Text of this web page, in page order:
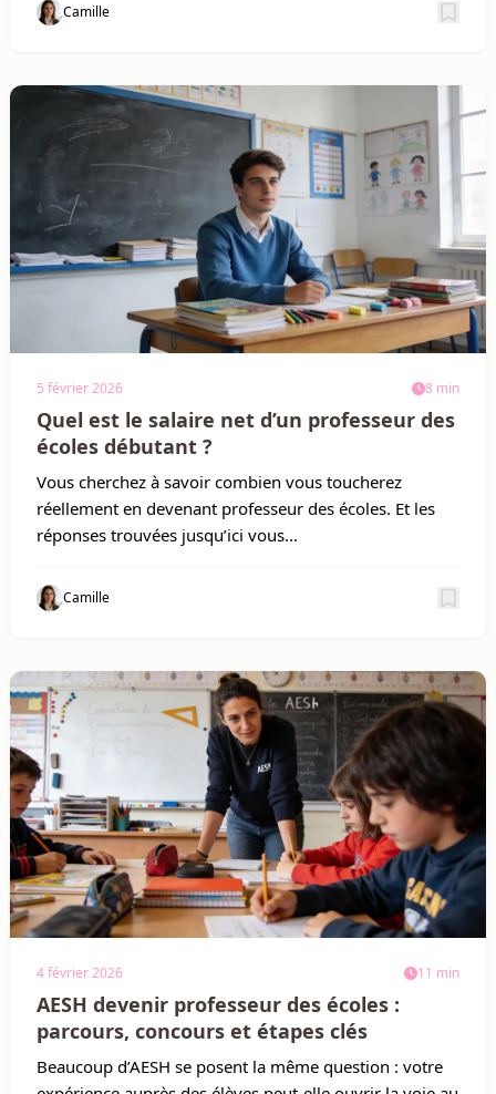
Camille
5 février 2026 8 min
Quel est le salaire net d’un professeur des
écoles débutant ?
Vous cherchez à savoir combien vous toucherez
réellement en devenant professeur des écoles. Et les
réponses trouvées jusqu’ici vous...
Camille
4 février 2026 11 min
AESH devenir professeur des écoles :
parcours, concours et étapes clés
Beaucoup d’AESH se posent la même question : votre